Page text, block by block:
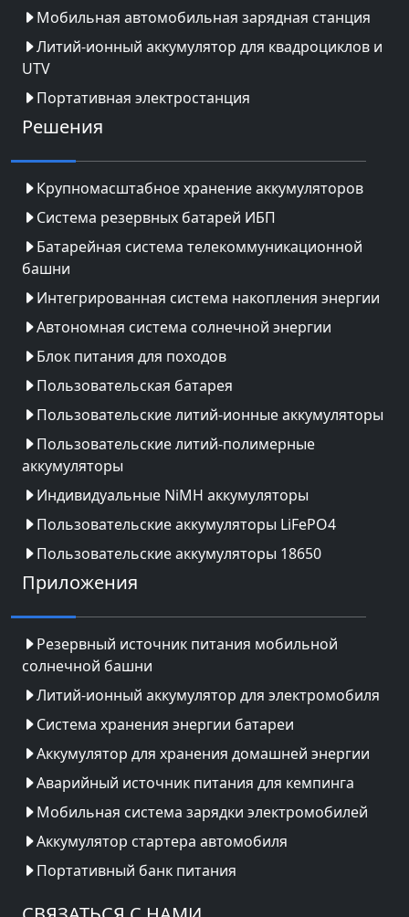
Мобильная автомобильная зарядная станция
Литий-ионный аккумулятор для квадроциклов и
UTV
Портативная электростанция
Решения
Крупномасштабное хранение аккумуляторов
Система резервных батарей ИБП
Батарейная система телекоммуникационной
башни
Интегрированная система накопления энергии
Автономная система солнечной энергии
Блок питания для походов
Пользовательская батарея
Пользовательские литий-ионные аккумуляторы
Пользовательские литий-полимерные
аккумуляторы
Индивидуальные NiMH аккумуляторы
Пользовательские аккумуляторы LiFePO4
Пользовательские аккумуляторы 18650
Приложения
Резервный источник питания мобильной
солнечной башни
Литий-ионный аккумулятор для электромобиля
Система хранения энергии батареи
Аккумулятор для хранения домашней энергии
Аварийный источник питания для кемпинга
Мобильная система зарядки электромобилей
Аккумулятор стартера автомобиля
Портативный банк питания